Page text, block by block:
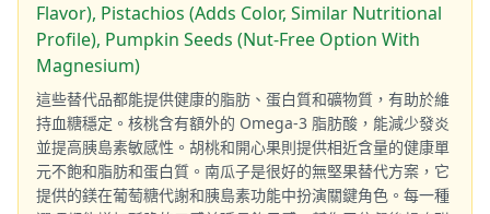
Flavor), Pistachios (Adds Color, Similar Nutritional
Profile), Pumpkin Seeds (Nut-Free Option With
Magnesium)
這些替代品都能提供健康的脂肪、蛋白質和礦物質，有助於維
持血糖穩定。核桃含有額外的 Omega-3 脂肪酸，能減少發炎
並提高胰島素敏感性。胡桃和開心果則提供相近含量的健康單
元不飽和脂肪和蛋白質。南瓜子是很好的無堅果替代方案，它
提供的鎂在葡萄糖代謝和胰島素功能中扮演關鍵角色。每一種